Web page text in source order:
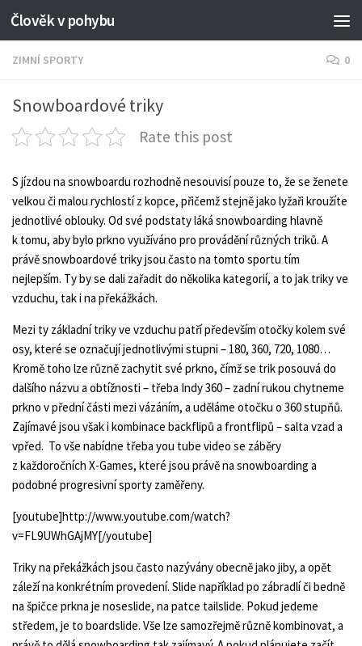
Člověk v pohybu
ZIMNÍ SPORTY 0
Snowboardové triky
Rate this post
S jízdou na snowboardu rozhodně nesouvisí pouze to, že se ženete
velkou či malou rychlostí z kopce, přičemž stejně jako lyžaři kroužíte
jednotlivé oblouky. Od své podstaty láká snowboarding hlavně
k tomu, aby bylo prkno využíváno pro provádění různých triků. A
právěsnowboardové trikyjsou často na tomto sportu tím
nejlepším. Ty by se dali zařadit do několika kategorií, a to jak triky ve
vzduchu, tak i na překážkách.
Mezi ty základní triky ve vzduchu patří především otočky kolem své
osy, které se označují jednotlivými stupni – 180, 360, 720, 1080…
Kromě toho lze různě zachytit své prkno, čímž se trik posouvá do
dalšího názvu a obtížnosti – třeba Indy 360 – zadní rukou chytneme
prkno v přední části mezi vázáním, a uděláme otočku o 360 stupňů.
Zajímavé jsou však i kombinace backflipů a frontflipů – salta vzad a
vpřed. To vše nabídne třeba you tube video se záběry
z každoročních X-Games, které jsou právě na snowboarding a
podobné progresivní sporty zaměřeny.
[youtube]http://www.youtube.com/watch?
v=FL9UWhGAjMY[/youtube]
Triky na překážkách jsou často nazývány obecně jako jiby, a opět
záleží na konkrétním provedení. Slide například po zábradlí či bedně
na špičce prkna je noseslide, na patce tailslide. Pokud jedeme
středem, je to boardslide. Vše lze samozřejmě různě kombinovat, a